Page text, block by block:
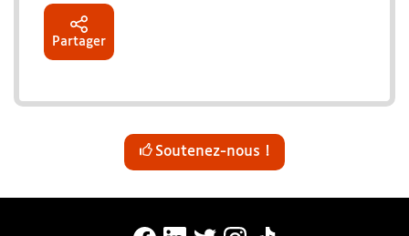
Partager
Soutenez-nous !